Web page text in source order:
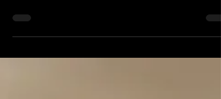
Bình Chánh.
1. Thông tin công trình. Tòa nhà văn
phòng MBA International kết hợp